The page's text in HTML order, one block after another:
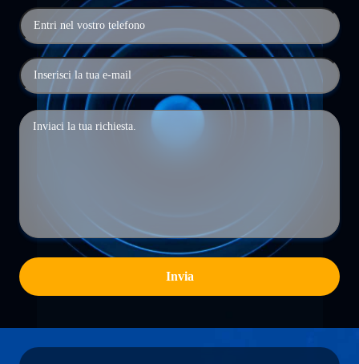
Invia